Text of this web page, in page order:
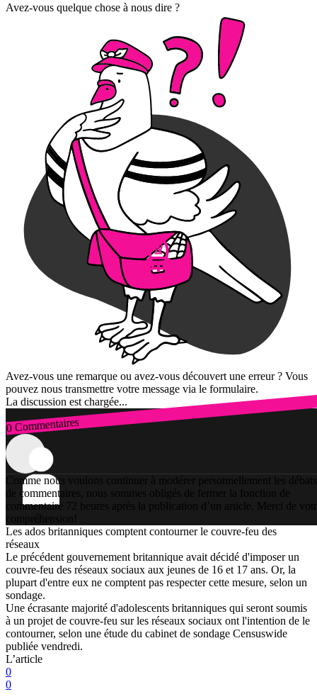
Avez-vous quelque chose à nous dire ?
Avez-vous une remarque ou avez-vous découvert une erreur ? Vous
pouvez nous transmettre votre message via le formulaire.
La discussion est chargée...
0 Commentaires
Connexion
Comme nous voulons continuer à modérer personnellement les débats
de commentaires, nous sommes obligés de fermer la fonction de
commentaire 72 heures après la publication d’un article. Merci de
compréhension!
Les ados britanniques comptent contourner le couvre-feu des
réseaux
Le précédent gouvernement britannique avait décidé d'imposer un
couvre-feu des réseaux sociaux aux jeunes de 16 et 17 ans. Or, la
plupart d'entre eux ne comptent pas respecter cette mesure, selon un
sondage.
Une écrasante majorité d'adolescents britanniques qui seront soumis
à un projet de couvre-feu sur les réseaux sociaux ont l'intention de le
contourner, selon une étude du cabinet de sondage Censuswide
publiée vendredi.
L’article
0
0